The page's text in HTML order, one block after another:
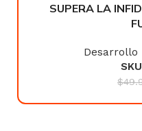
SUPERA LA
Desarrollo
$